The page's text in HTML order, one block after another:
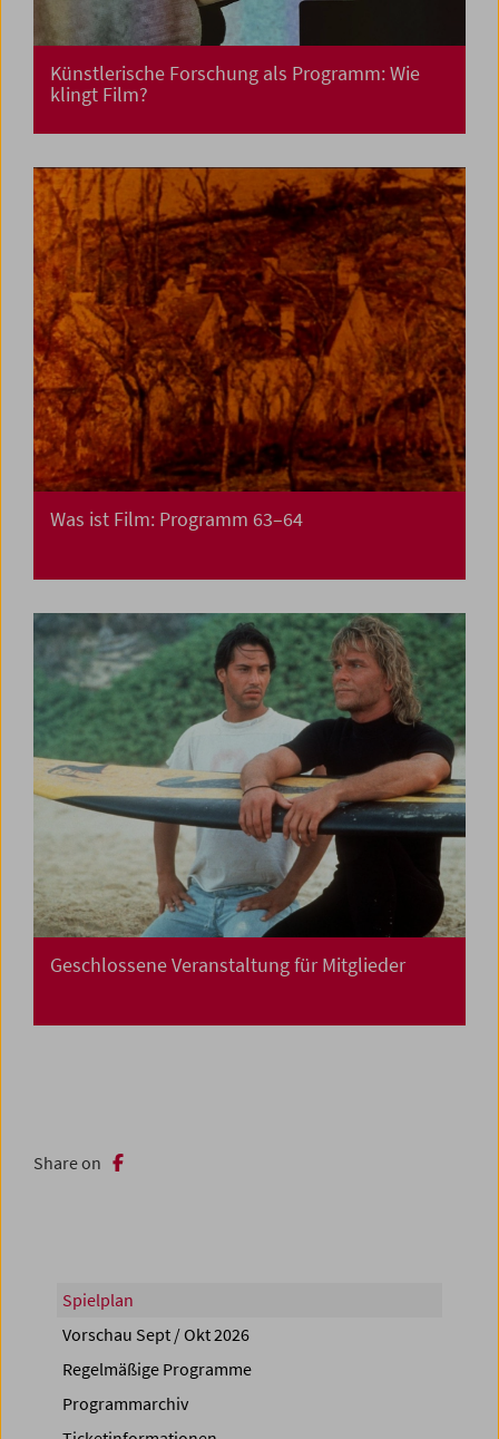
Künstlerische Forschung als Programm: Wie
klingt Film?
Was ist Film: Programm 63–64
Geschlossene Veranstaltung für Mitglieder
Share on
Spielplan
Vorschau Sept / Okt 2026
Regelmäßige Programme
Programmarchiv